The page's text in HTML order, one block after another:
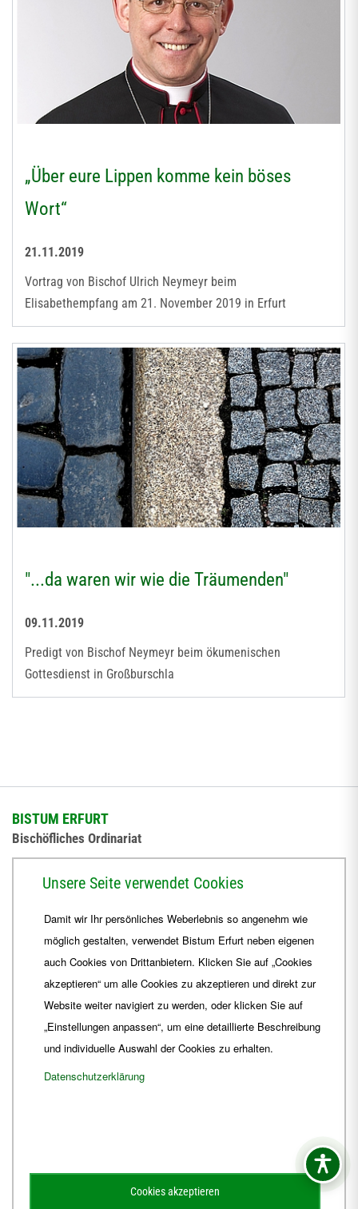
„Über eure Lippen komme kein böses
Wort“
21.11.2019
Vortrag von Bischof Ulrich Neymeyr beim
Elisabethempfang am 21. November 2019 in Erfurt
"...da waren wir wie die Träumenden"
09.11.2019
Predigt von Bischof Neymeyr beim ökumenischen
Gottesdienst in Großburschla
BISTUM ERFURT
Bischöfliches Ordinariat
+49 361 6572-444
ordinariat Bistum-Erfurt.de
Unsere Seite verwendet Cookies
Damit wir Ihr persönliches Weberlebnis so angenehm wie
möglich gestalten, verwendet Bistum Erfurt neben eigenen
auch Cookies von Drittanbietern. Klicken Sie auf „Cookies
akzeptieren“ um alle Cookies zu akzeptieren und direkt zur
Website weiter navigiert zu werden, oder klicken Sie auf
„Einstellungen anpassen“, um eine detaillierte Beschreibung
und individuelle Auswahl der Cookies zu erhalten.
Datenschutzerklärung
Cookies akzeptieren